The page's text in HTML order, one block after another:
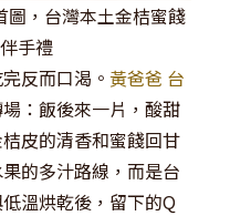
圖，台灣本土金桔蜜餞
手禮
反而口渴。 黃爸爸 台
：飯後來一片，酸甜
皮的清香和蜜餞回甘
的多汁路線，而是台
溫烘乾後，留下的Q